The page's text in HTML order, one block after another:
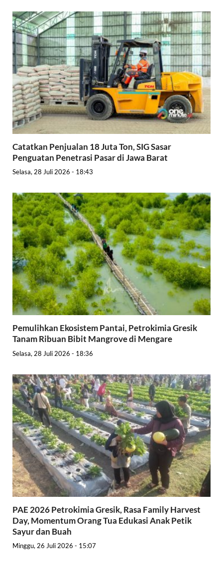
Catatkan Penjualan 18 Juta Ton, SIG Sasar
Penguatan Penetrasi Pasar di Jawa Barat
Selasa, 28 Juli 2026 - 18:43
Pemulihkan Ekosistem Pantai, Petrokimia Gresik
Tanam Ribuan Bibit Mangrove di Mengare
Selasa, 28 Juli 2026 - 18:36
PAE 2026 Petrokimia Gresik, Rasa Family Harvest
Day, Momentum Orang Tua Edukasi Anak Petik
Sayur dan Buah
Minggu, 26 Juli 2026 - 15:07